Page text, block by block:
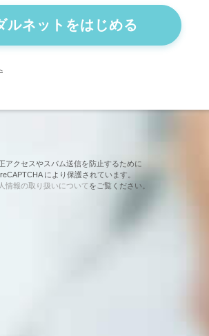
ルネットをはじめる
アクセスやスパム送信を防止するために
により保護されています。
情報の取り扱いについてをご覧ください。